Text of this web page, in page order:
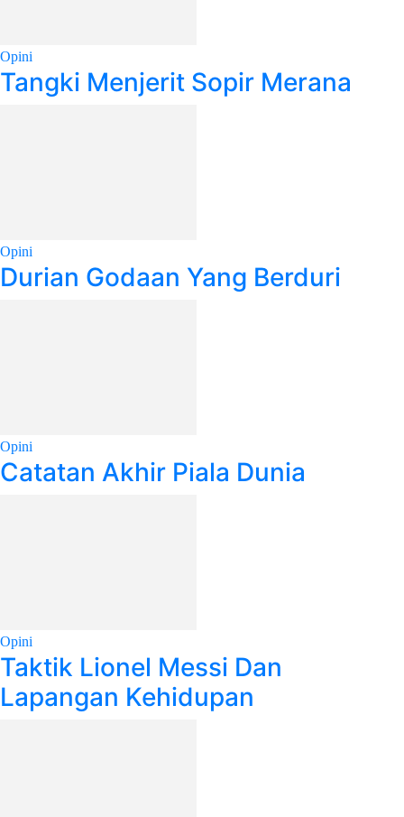
Opini
Tangki Menjerit Sopir Merana
Opini
Durian Godaan Yang Berduri
Opini
Catatan Akhir Piala Dunia
Opini
Taktik Lionel Messi Dan
Lapangan Kehidupan